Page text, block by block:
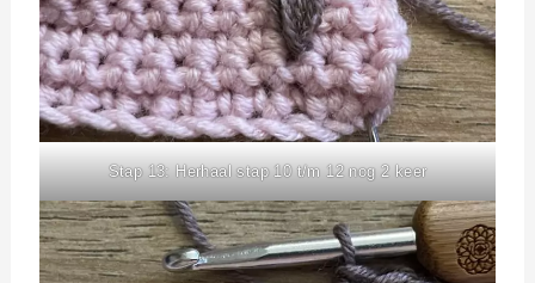
Stap 13: Herhaal stap 10 t/m 12 nog 2 keer